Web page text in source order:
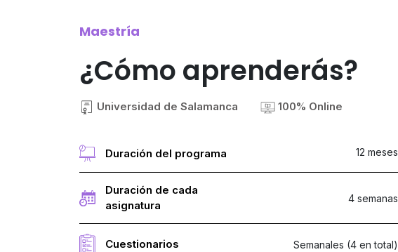
Maestría
¿Cómo aprenderás?
Universidad de Salamanca 100% Online
Duración del programa 12 meses
Duración de cada
asignatura
4 semanas
Cuestionarios Semanales (4 en total)